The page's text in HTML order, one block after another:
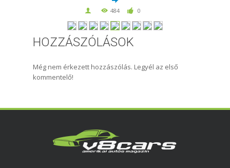
484 0
HOZZÁSZÓLÁSOK
Még nem érkezett hozzászólás. Legyél az első
kommentelő!